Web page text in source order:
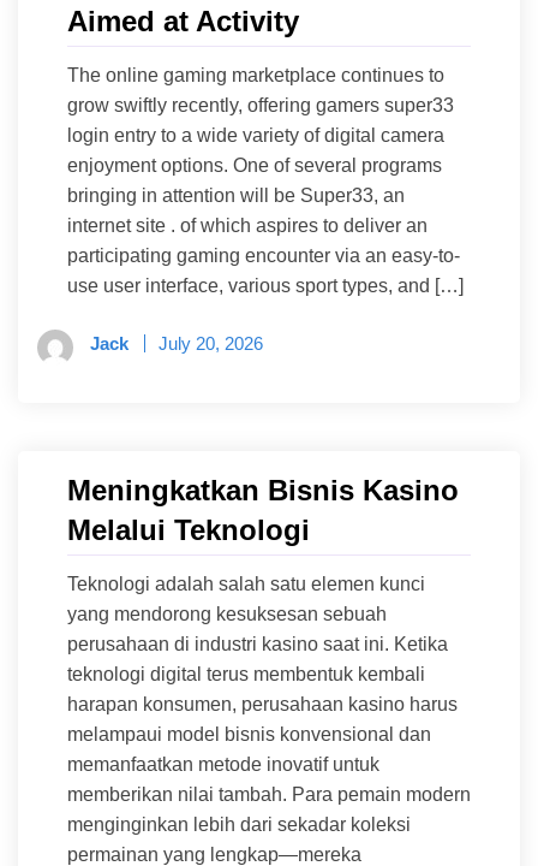
Aimed at Activity
The online gaming marketplace continues to
grow swiftly recently, offering gamers super33
login entry to a wide variety of digital camera
enjoyment options. One of several programs
bringing in attention will be Super33, an
internet site . of which aspires to deliver an
participating gaming encounter via an easy-to-
use user interface, various sport types, and […]
Jack July 20, 2026
Meningkatkan Bisnis Kasino
Melalui Teknologi
Teknologi adalah salah satu elemen kunci
yang mendorong kesuksesan sebuah
perusahaan di industri kasino saat ini. Ketika
teknologi digital terus membentuk kembali
harapan konsumen, perusahaan kasino harus
melampaui model bisnis konvensional dan
memanfaatkan metode inovatif untuk
memberikan nilai tambah. Para pemain modern
menginginkan lebih dari sekadar koleksi
permainan yang lengkap—mereka